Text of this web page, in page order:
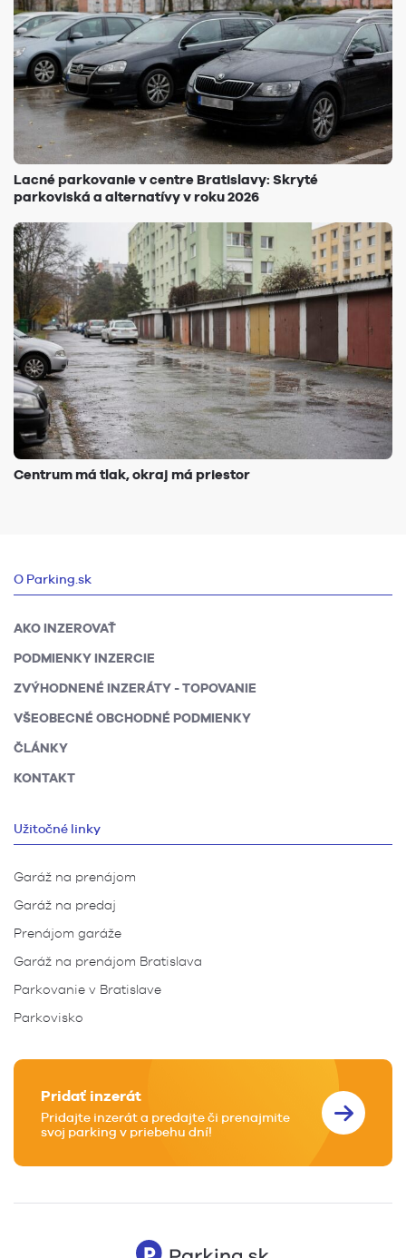
Lacné parkovanie v centre Bratislavy: Skryté
parkoviská a alternatívy v roku 2026
Centrum má tlak, okraj má priestor
O Parking.sk
AKO INZEROVAŤ
PODMIENKY INZERCIE
ZVÝHODNENÉ INZERÁTY - TOPOVANIE
VŠEOBECNÉ OBCHODNÉ PODMIENKY
ČLÁNKY
KONTAKT
Užitočné linky
Garáž na prenájom
Garáž na predaj
Prenájom garáže
Garáž na prenájom Bratislava
Parkovanie v Bratislave
Parkovisko
Pridať inzerát
Pridajte inzerát a predajte či prenajmite
svoj parking v priebehu dní!